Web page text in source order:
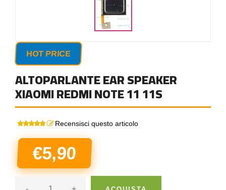
HOT PRICE
ALTOPARLANTE EAR SPEAKER
XIAOMI REDMI NOTE 11 11S
Recensisci questo articolo
€5,90